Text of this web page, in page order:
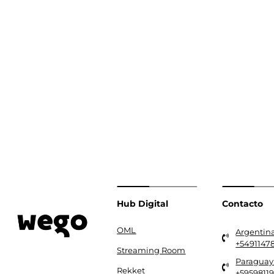
Hub Digital
OML
Streaming Room
Rekket
Contacto